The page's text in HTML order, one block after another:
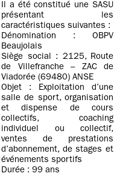
Il a été constitué une SASU
présentant les
caractéristiques suivantes :
Dénomination : OBPV
Beaujolais
Siège social : 2125, Route
de Villefranche – ZAC de
Viadorée (69480) ANSE
Objet : Exploitation d’une
salle de sport, organisation
et dispense de cours
collectifs, coaching
individuel ou collectif,
ventes de prestations
d’abonnement, de stages et
événements sportifs
Durée : 99 ans